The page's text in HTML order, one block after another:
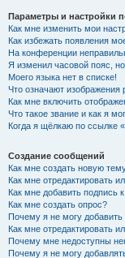
Параметры и настройки
Как мне изменить мои
Как избежать появления
На конференции
Я изменил часовой пояс,
Моего языка нет в списке!
Что означают
Как мне включить
Что такое звание и как я
Когда я щёлкаю по ссылке
Создание сообщений
Как мне создать новую
Как мне отредактировать
Как мне добавить подпись
Как мне создать опрос?
Почему я не могу
Как мне отредактировать
Почему мне недоступны
Почему я не могу